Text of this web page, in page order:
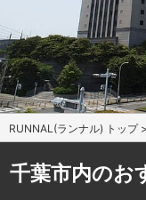
RUNNAL(ランナル) トップ >
千葉市内のお